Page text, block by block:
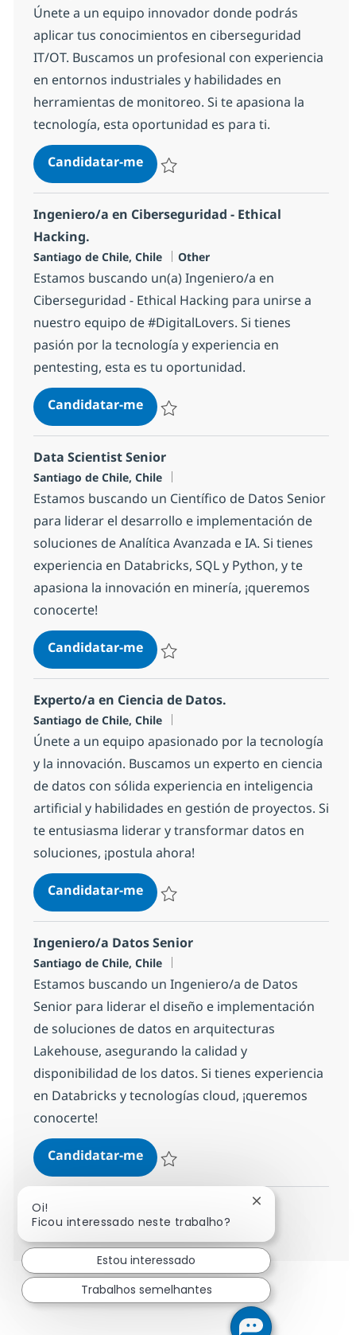
Únete a un equipo innovador donde podrás
aplicar tus conocimientos en ciberseguridad
IT/OT. Buscamos un profesional con experiencia
en entornos industriales y habilidades en
herramientas de monitoreo. Si te apasiona la
tecnología, esta oportunidad es para ti.
Candidatar-meIngeniero/a de Ciberseguridad
Ingeniero/a en Ciberseguridad - Ethical
Hacking.
Localização
Santiago de Chile, Chile Categoria
Other
Estamos buscando un(a) Ingeniero/a en
Ciberseguridad - Ethical Hacking para unirse a
nuestro equipo de #DigitalLovers. Si tienes
pasión por la tecnología y experiencia en
pentesting, esta es tu oportunidad.
Candidatar-meIngeniero/a en Ciberseguridad -
Data Scientist Senior
Localização
Santiago de Chile, Chile
Estamos buscando un Científico de Datos Senior
para liderar el desarrollo e implementación de
soluciones de Analítica Avanzada e IA. Si tienes
experiencia en Databricks, SQL y Python, y te
apasiona la innovación en minería, ¡queremos
conocerte!
Candidatar-meData Scientist Senior
Experto/a en Ciencia de Datos.
Localização
Santiago de Chile, Chile
Únete a un equipo apasionado por la tecnología
y la innovación. Buscamos un experto en ciencia
de datos con sólida experiencia en inteligencia
artificial y habilidades en gestión de proyectos. Si
te entusiasma liderar y transformar datos en
soluciones, ¡postula ahora!
Candidatar-meExperto/a en Ciencia de Datos.
Ingeniero/a Datos Senior
Localização
Santiago de Chile, Chile
Estamos buscando un Ingeniero/a de Datos
Senior para liderar el diseño e implementación
de soluciones de datos en arquitecturas
Lakehouse, asegurando la calidad y
disponibilidad de los datos. Si tienes experiencia
en Databricks y tecnologías cloud, ¡queremos
conocerte!
Candidatar-meIngeniero/a Datos Senior
Ver mais
Oi!
Ficou interessado neste trabalho?
Fechar
Estou interessado
Trabalhos semelhantes